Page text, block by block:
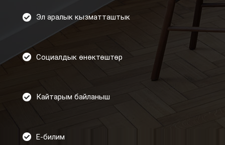
Эл аралык кызматташтык
Социалдык өнөктөштөр
Кайтарым байланыш
Е-билим